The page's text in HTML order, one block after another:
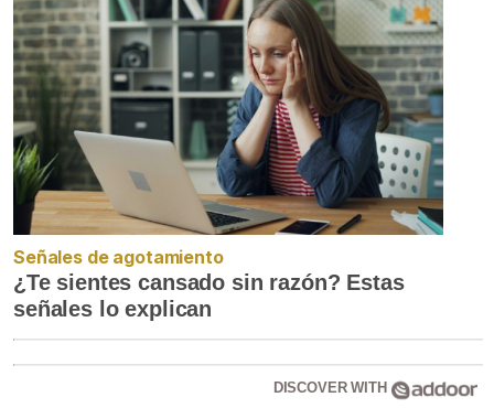
Señales de agotamiento
¿Te sientes cansado sin razón? Estas
señales lo explican
DISCOVER WITH